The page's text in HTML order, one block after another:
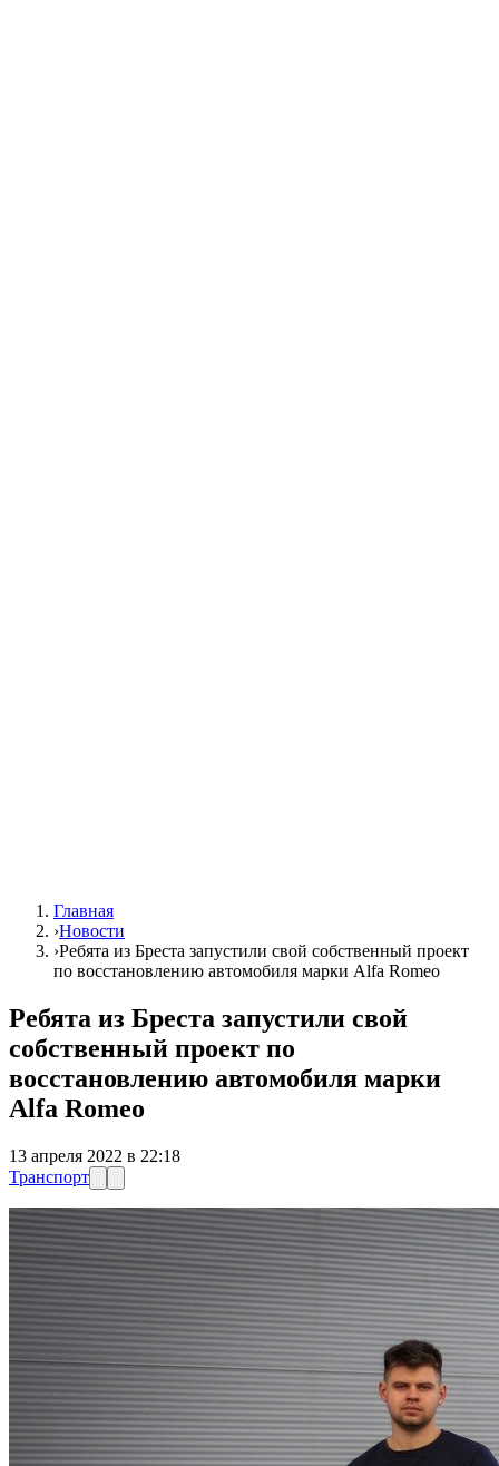
Главная
›Новости
›Ребята из Бреста запустили свой собственный проект
по восстановлению автомобиля марки Alfa Romeo
Ребята из Бреста запустили свой
собственный проект по
восстановлению автомобиля марки
Alfa Romeo
13 апреля 2022 в 22:18
Транспорт